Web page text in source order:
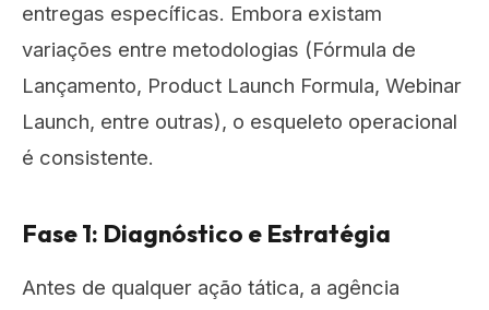
entregas específicas. Embora existam
variações entre metodologias (Fórmula de
Lançamento, Product Launch Formula, Webinar
Launch, entre outras), o esqueleto operacional
é consistente.
Fase 1: Diagnóstico e Estratégia
Antes de qualquer ação tática, a agência